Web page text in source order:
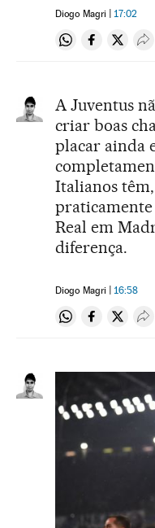
Diogo Magri 17:02
Compartir en
A Juventus
criar boas
placar ainda
Italianos
praticamente
Real em
diferença.
Diogo Magri 16:58
Compartir en